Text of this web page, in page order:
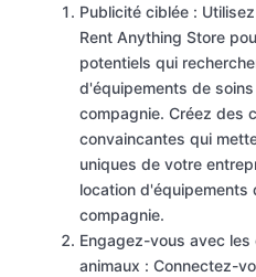
Publicité ciblée :
Rent Anything Store
potentiels qui
d'équipements de
compagnie. Créez des
convaincantes qui
uniques de votre
location d'équipements
compagnie.
Engagez-vous avec les
animaux : Connectez-